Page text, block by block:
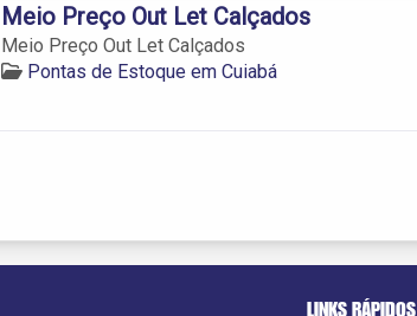
Meio Preço Out Let Calçados
Meio Preço Out Let Calçados
Pontas de Estoque em Cuiabá
LINKS RÁPIDOS